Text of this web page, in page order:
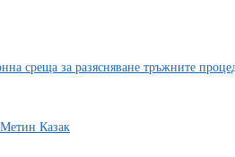
среща за разясняване тръжните
Казак